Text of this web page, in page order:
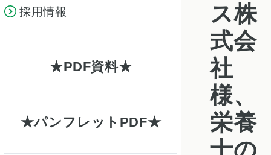
採用情報
PDF資料
パンフレットPDF
ス株
式会
社
様、
栄養
士の